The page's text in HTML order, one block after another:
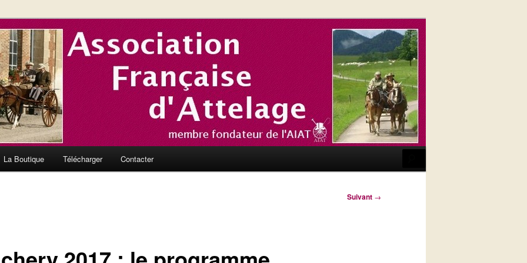
l'Association Française
et en Europe
La Boutique Télécharger Contacter
Suivant →